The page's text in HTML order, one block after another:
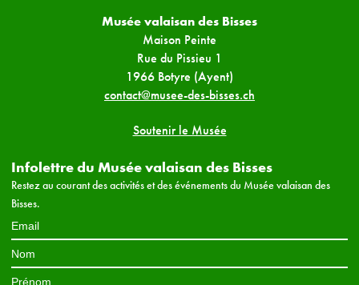
Musée valaisan des Bisses
Maison Peinte
Rue du Pissieu 1
1966 Botyre (Ayent)
contact@musee-des-bisses.ch
Soutenir le Musée
Infolettre du Musée valaisan des Bisses
Restez au courant des activités et des événements du Musée valaisan des
Bisses.